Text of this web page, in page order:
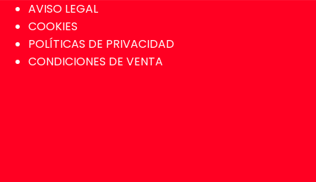
AVISO LEGAL
COOKIES
POLÍTICAS DE PRIVACIDAD
CONDICIONES DE VENTA